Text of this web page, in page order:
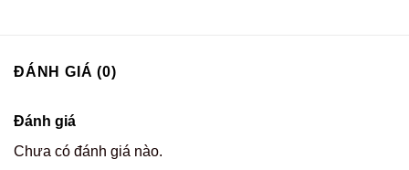
ĐÁNH GIÁ (0)
Đánh giá
Chưa có đánh giá nào.